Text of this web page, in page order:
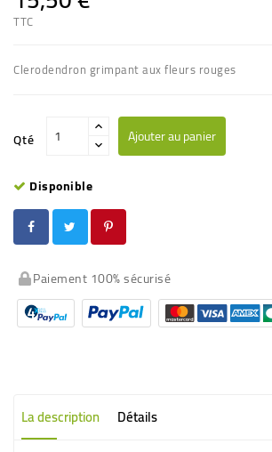
TTC
Clerodendron grimpant aux fleurs rouges
Qté Ajouter au panier
Disponible
Paiement 100% sécurisé
La description Détails